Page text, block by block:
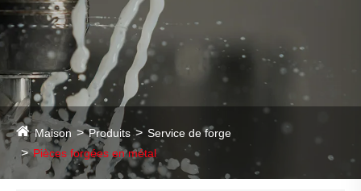
Maison Produits
Service de forge
Pièces forgées en métal